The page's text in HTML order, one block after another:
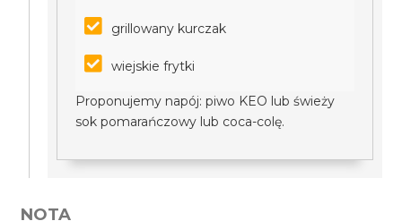
grillowany kurczak
wiejskie frytki
Proponujemy napój: piwo KEO lub świeży
sok pomarańczowy lub coca-colę.
NOTA